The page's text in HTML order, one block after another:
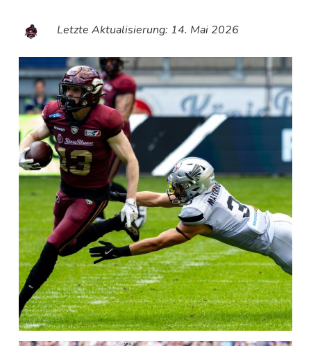
Letzte Aktualisierung: 14. Mai 2026